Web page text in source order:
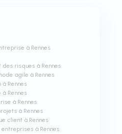
à Rennes
risques à Rennes
agile à Rennes
à Rennes
Rennes
à Rennes
à Rennes
client à Rennes
à Rennes